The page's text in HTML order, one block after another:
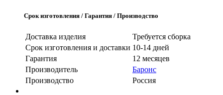
Срок изготовления / Гарантия / Производство
Доставка изделия
Требуется сборка
Срок изготовления и доставки 10-14 дней
Гарантия
12 месяцев
Производитель
Баронс
Производство
Россия